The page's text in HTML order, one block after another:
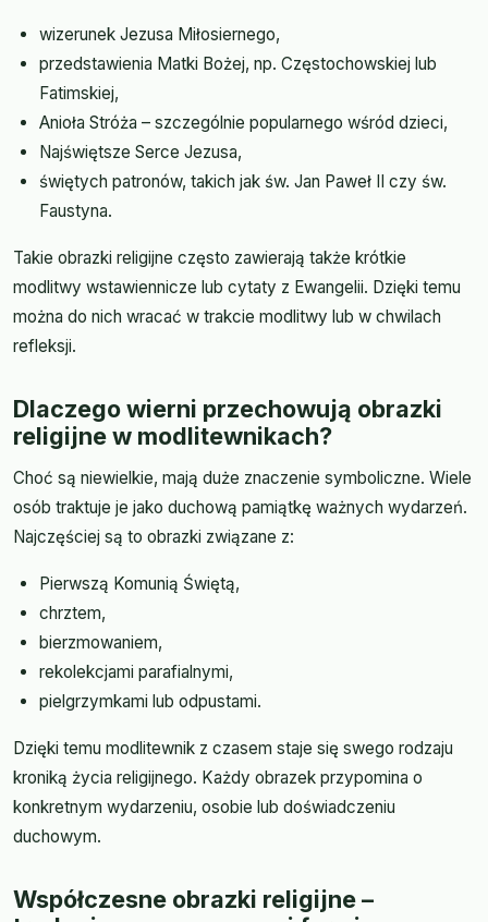
wizerunek Jezusa Miłosiernego,
przedstawienia Matki Bożej, np. Częstochowskiej lub
Fatimskiej,
Anioła Stróża – szczególnie popularnego wśród dzieci,
Najświętsze Serce Jezusa,
świętych patronów, takich jak św. Jan Paweł II czy św.
Faustyna.
Takie obrazki religijne często zawierają także krótkie
modlitwy wstawiennicze lub cytaty z Ewangelii. Dzięki temu
można do nich wracać w trakcie modlitwy lub w chwilach
refleksji.
Dlaczego wierni przechowują obrazki
religijne w modlitewnikach?
Choć są niewielkie, mają duże znaczenie symboliczne. Wiele
osób traktuje je jako duchową pamiątkę ważnych wydarzeń.
Najczęściej są to obrazki związane z:
Pierwszą Komunią Świętą,
chrztem,
bierzmowaniem,
rekolekcjami parafialnymi,
pielgrzymkami lub odpustami.
Dzięki temu modlitewnik z czasem staje się swego rodzaju
kroniką życia religijnego. Każdy obrazek przypomina o
konkretnym wydarzeniu, osobie lub doświadczeniu
duchowym.
Współczesne obrazki religijne –